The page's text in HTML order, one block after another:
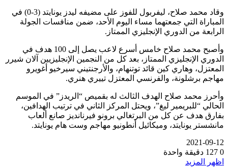
وقاد محمد صلاح، ليفربول للفوز على مضيفه ليدز يونايتد (3-0) في
المباراة التي جمعتهما مساء اليوم الأحد، ضمن منافسات الجولة
الرابعة من الدوري الإنجليزي الممتاز.
وأصبح محمد صلاح خامس أسرع لاعب يصل إلى 100 هدف في
الدوري الإنجليزي الممتاز، بعد كل من النجمين الإنجليزيين آلان شيرر
المعتزل، وهاري كين قائد توتنهام، والأرجنتيني سيرخيو أغويرو
مهاجم برشلونة، والفرنسي المعتزل تييري هنري.
وأحرز محمد صلاح الهدف الثالث له بقميص “الريدز” في الموسم
الحالي “للبريمير ليغ”، ويحتل المركز الثاني في ترتيب الهدافين،
بفارق هدف عن كل من البرتغالي برونو فيرنانديز صانع ألعاب
مانشستر يونايتد، وميكائيل أنطونيو مهاجم وست هام يونايتد.
2021-09-12
0
دقيقة واحدة
اظهر المزيد